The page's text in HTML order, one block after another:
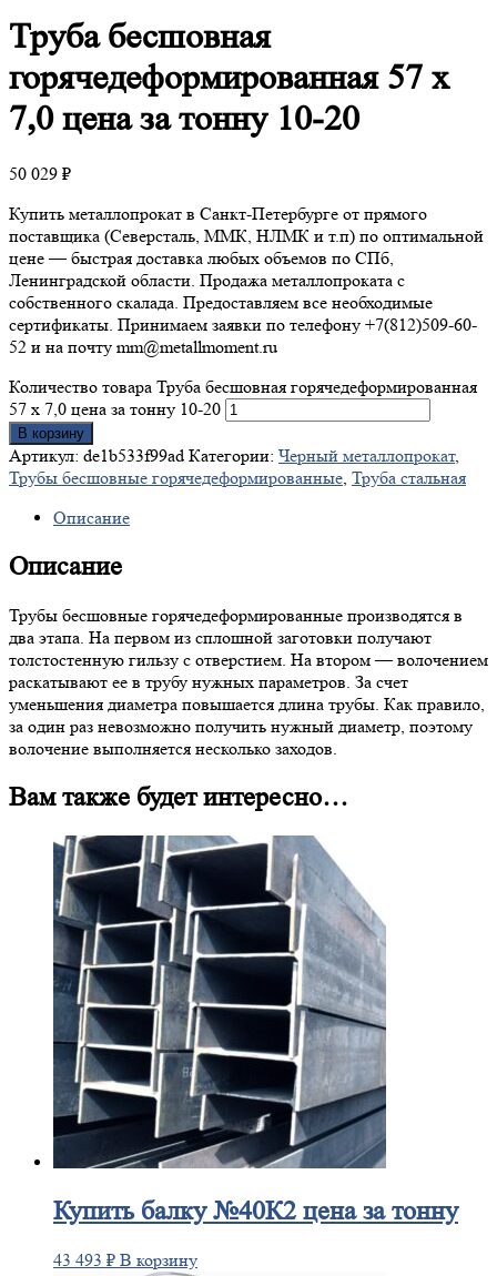
Трубабесшовная
горячедеформированная 57 х
7,0 цена за тонну 10-20
50 029 ₽
Купить металлопрокат в Санкт-Петербурге от прямого
поставщика (Северсталь, ММК, НЛМК и т.п) по оптимальной
цене — быстрая доставка любых объемов по СПб,
Ленинградской области. Продажа металлопроката с
собственного скалада. Предоставляем все необходимые
сертификаты. Принимаем заявки по телефону +7(812)509-60-
52 и на почту mm@metallmoment.ru
Количество товара Труба бесшовная горячедеформированная
57 х 7,0 цена за тонну 10-20
В корзину
Артикул: de1b533f99ad Категории: Черный металлопрокат,
Трубы бесшовные горячедеформированные, Труба стальная
Описание
Описание
Трубы бесшовные горячедеформированные производятся в
два этапа. На первом из сплошной заготовки получают
толстостенную гильзу с отверстием. На втором — волочением
раскатывают ее в трубу нужных параметров. За счет
уменьшения диаметра повышается длина трубы. Как правило,
за один раз невозможно получить нужный диаметр, поэтому
волочение выполняется несколько заходов.
Вам также будет интересно…
Купитьбалку №40К2 цена за тонну
43 493 ₽ В корзину